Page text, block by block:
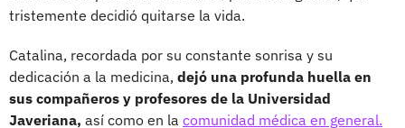
tristemente decidió quitarse la vida.
Catalina, recordada por su constante sonrisa y su
dedicación a la medicina, dejó una profunda huella en
sus compañeros y profesores de la Universidad
Javeriana, así como en la comunidad médica en general.